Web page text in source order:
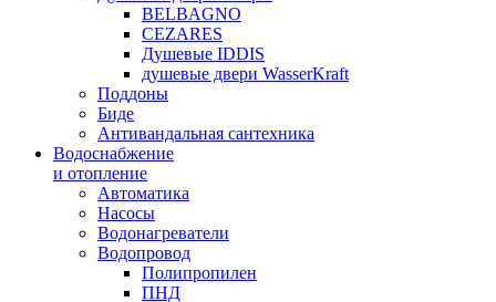
BELBAGNO
CEZARES
Душевые IDDIS
душевые двери WasserKraft
Поддоны
Биде
Антивандальная сантехника
Водоснабжение
и отопление
Автоматика
Насосы
Водонагреватели
Водопровод
Полипропилен
ПНД